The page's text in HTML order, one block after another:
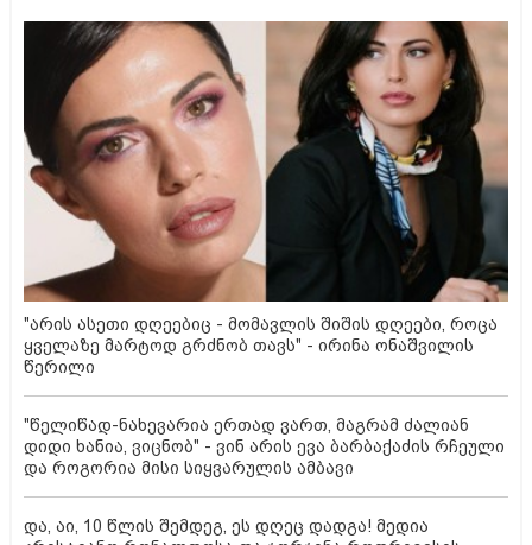
"არის ასეთი დღეებიც - მომავლის შიშის დღეები, როცა
ყველაზე მარტოდ გრძნობ თავს" - ირინა ონაშვილის
წერილი
"წელიწად-ნახევარია ერთად ვართ, მაგრამ ძალიან
დიდი ხანია, ვიცნობ" - ვინ არის ევა ბარბაქაძის რჩეული
და როგორია მისი სიყვარულის ამბავი
და, აი, 10 წლის შემდეგ, ეს დღეც დადგა! მედია